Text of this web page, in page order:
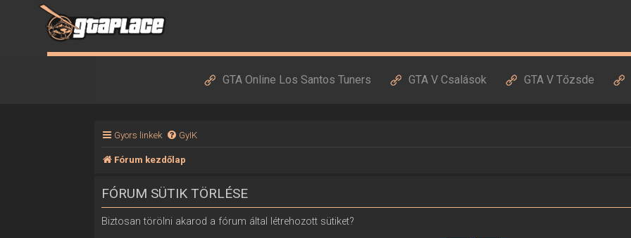
GTA Online Los Santos Tuners GTA V Csalások GTA V Tőzsde
Gyors linkek GyIK
Fórum kezdőlap
FÓRUM SÜTIK TÖRLÉSE
Biztosan törölni akarod a fórum által létrehozott sütiket?